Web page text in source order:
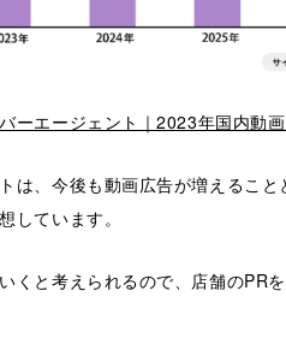
ーエージェント｜2023年国内動
は、今後も動画広告が増えるこ
しています。
くと考えられるので、店舗のPR